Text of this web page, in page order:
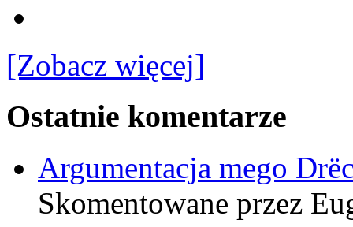
[Zobacz więcej]
Ostatnie komentarze
Argumentacja mego
Skomentowane przez